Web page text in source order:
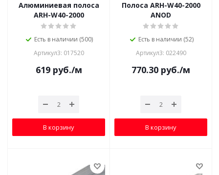
Алюминиевая полоса
ARH-W40-2000
Есть в наличии (500)
Артикул3: 017520
619руб./м
В корзину
Полоса ARH-W40-2000
ANOD
Есть в наличии (52)
Артикул3: 022490
770.30 руб./м
В корзину